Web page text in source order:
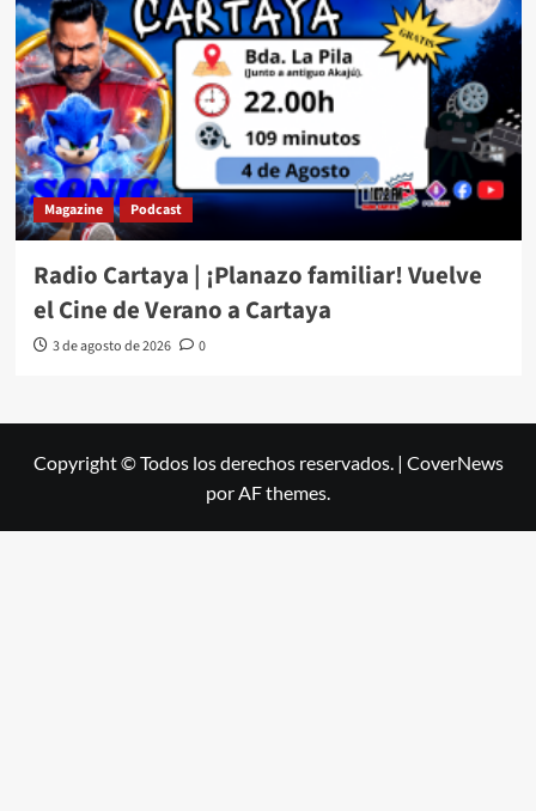
Magazine Podcast
Radio Cartaya | ¡Planazo familiar! Vuelve
el Cine de Verano a Cartaya
3 de agosto de 2026 0
Copyright © Todos los derechos reservados. | CoverNews
por AF themes.